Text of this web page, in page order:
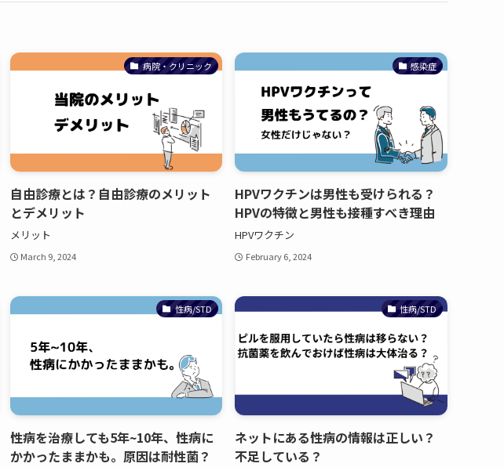
病院・クリニック
自由診療とは？自由診療のメリット
とデメリット
メリット
March 9, 2024
感染症
HPVワクチンは男性も受けられる？
HPVの特徴と男性も接種すべき理由
HPVワクチン
February 6, 2024
性病/STD
性病を治療しても5年~10年、性病に
かかったままかも。原因は耐性菌？
性病/STD
ネットにある性病の情報は正しい？
不足している？